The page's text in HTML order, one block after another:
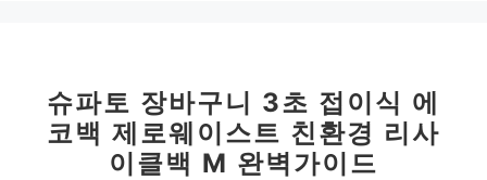
슈파토 장바구니 3초 접이식 에
코백 제로웨이스트 친환경 리사
이클백 M 완벽가이드